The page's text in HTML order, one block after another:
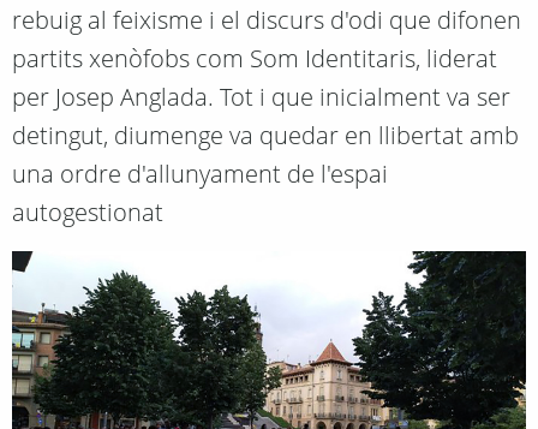
rebuig al feixisme i el discurs d'odi que difonen
partits xenòfobs com Som Identitaris, liderat
per Josep Anglada. Tot i que inicialment va ser
detingut, diumenge va quedar en llibertat amb
una ordre d'allunyament de l'espai
autogestionat